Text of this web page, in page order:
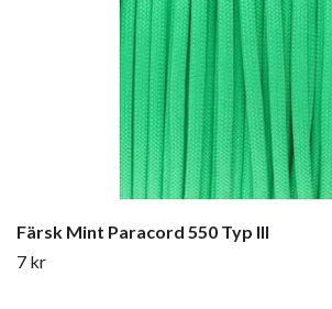
Färsk Mint Paracord 550 Typ III
7 kr